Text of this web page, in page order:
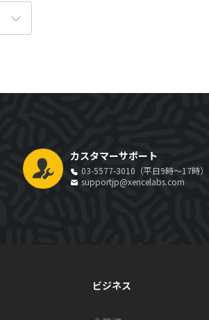
カスタマーサポート
03-5577-3010（平日9時～17時）
supportjp@xencelabs.com
ビジネス